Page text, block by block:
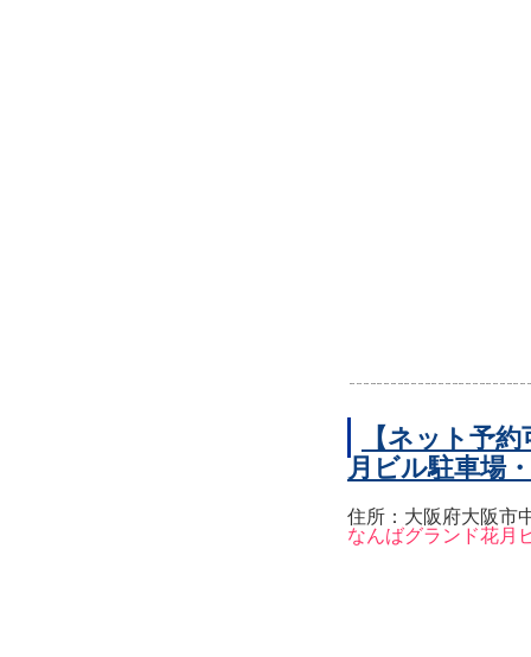
【ネット予
月ビル駐車場
住所：大阪府大阪市
なんばグランド花